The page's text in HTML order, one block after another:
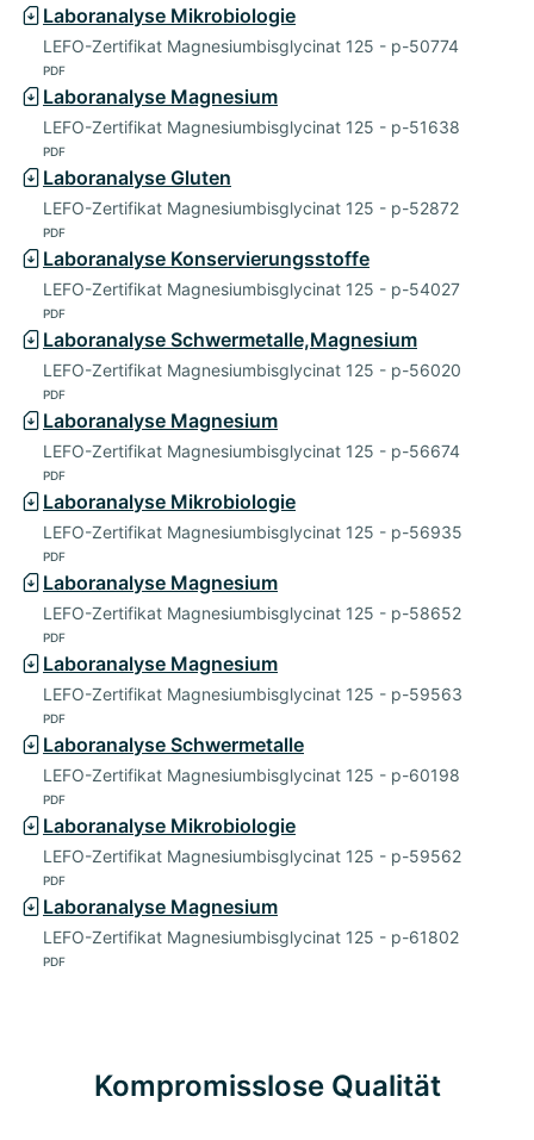
Laboranalyse Mikrobiologie
LEFO-Zertifikat Magnesiumbisglycinat 125 - p-50774
PDF
Laboranalyse Magnesium
LEFO-Zertifikat Magnesiumbisglycinat 125 - p-51638
PDF
Laboranalyse Gluten
LEFO-Zertifikat Magnesiumbisglycinat 125 - p-52872
PDF
Laboranalyse Konservierungsstoffe
LEFO-Zertifikat Magnesiumbisglycinat 125 - p-54027
PDF
Laboranalyse Schwermetalle,Magnesium
LEFO-Zertifikat Magnesiumbisglycinat 125 - p-56020
PDF
Laboranalyse Magnesium
LEFO-Zertifikat Magnesiumbisglycinat 125 - p-56674
PDF
Laboranalyse Mikrobiologie
LEFO-Zertifikat Magnesiumbisglycinat 125 - p-56935
PDF
Laboranalyse Magnesium
LEFO-Zertifikat Magnesiumbisglycinat 125 - p-58652
PDF
Laboranalyse Magnesium
LEFO-Zertifikat Magnesiumbisglycinat 125 - p-59563
PDF
Laboranalyse Schwermetalle
LEFO-Zertifikat Magnesiumbisglycinat 125 - p-60198
PDF
Laboranalyse Mikrobiologie
LEFO-Zertifikat Magnesiumbisglycinat 125 - p-59562
PDF
Laboranalyse Magnesium
LEFO-Zertifikat Magnesiumbisglycinat 125 - p-61802
PDF
Kompromisslose Qualität